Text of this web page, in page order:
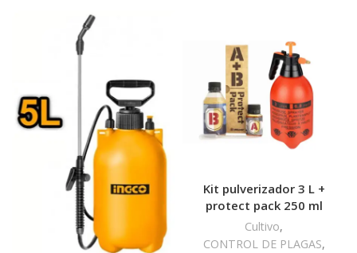
Kit pulverizador 3 L +
protect pack 250 ml
Cultivo,
CONTROL DE PLAGAS,